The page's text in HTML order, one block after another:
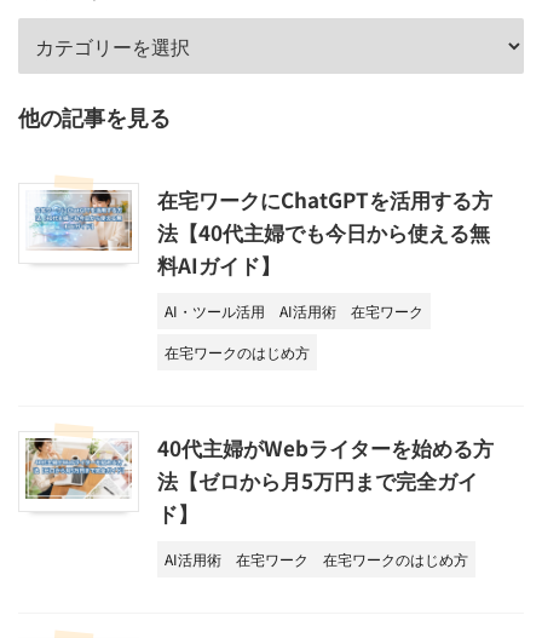
他の記事を見る
在宅ワークにChatGPTを活用する方
法【40代主婦でも今日から使える無
料AIガイド】
AI・ツール活用 AI活用術
在宅ワーク
在宅ワークのはじめ方
40代主婦がWebライターを始める方
法【ゼロから月5万円まで完全ガイ
ド】
AI活用術 在宅ワーク 在宅ワークのはじめ方